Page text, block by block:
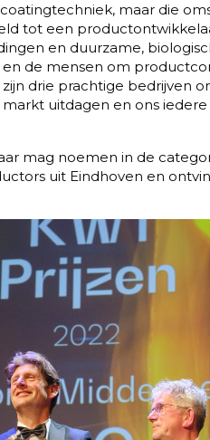
maar die
tot een
en duurzame,
de mensen om
drie prachtige bedrijven
uitdagen en ons
mag noemen in de
uit Eindhoven en